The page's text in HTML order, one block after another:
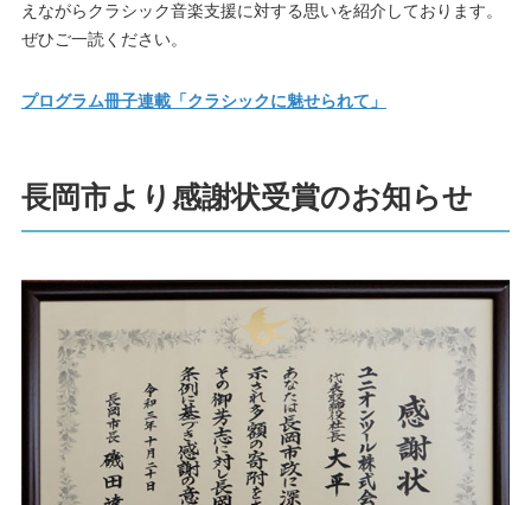
えながらクラシック音楽支援に対する思いを紹介しております。
ぜひご一読ください。
プログラム冊子連載「クラシックに魅せられて」
長岡市より感謝状受賞のお知らせ